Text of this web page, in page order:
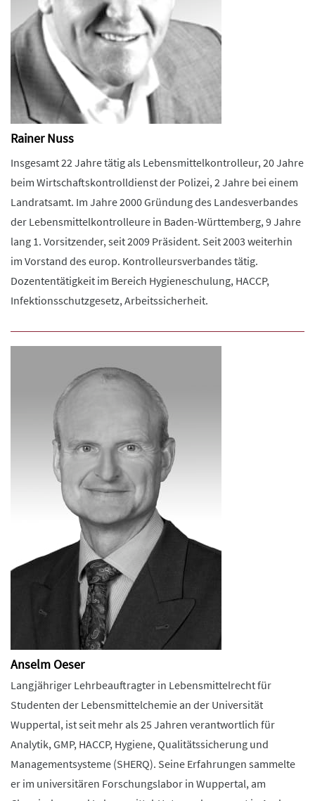
Rainer Nuss
Insgesamt 22 Jahre tätig als Lebensmittelkontrolleur, 20 Jahre
beim Wirtschaftskontrolldienst der Polizei, 2 Jahre bei einem
Landratsamt. Im Jahre 2000 Gründung des Landesverbandes
der Lebensmittelkontrolleure in Baden-Württemberg, 9 Jahre
lang 1. Vorsitzender, seit 2009 Präsident. Seit 2003 weiterhin
im Vorstand des europ. Kontrolleursverbandes tätig.
Dozententätigkeit im Bereich Hygieneschulung, HACCP,
Infektionsschutzgesetz, Arbeitssicherheit.
Anselm Oeser
Langjähriger Lehrbeauftragter in Lebensmittelrecht für
Studenten der Lebensmittelchemie an der Universität
Wuppertal, ist seit mehr als 25 Jahren verantwortlich für
Analytik, GMP, HACCP, Hygiene, Qualitätssicherung und
Managementsysteme (SHERQ). Seine Erfahrungen sammelte
er im universitären Forschungslabor in Wuppertal, am